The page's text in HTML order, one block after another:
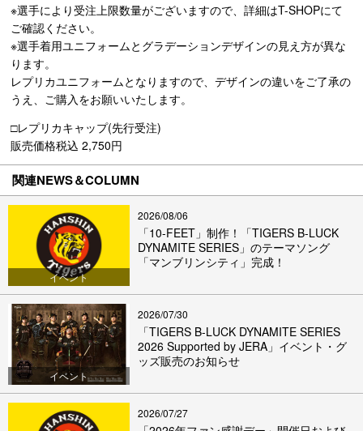
※選手により受注上限数量がございますので、詳細はT-SHOPにて
ご確認ください。
※選手着用ユニフォームとグラデーションデザインの見え方が異な
ります。
レプリカユニフォームとなりますので、デザインの違いをご了承の
うえ、ご購入をお願いいたします。
□レプリカキャップ(先行受注)
販売価格税込 2,750円
関連NEWS＆COLUMN
イベント
2026/08/06
「10-FEET」制作！「TIGERS B-LUCK
DYNAMITE SERIES」のテーマソング
「マンブリンシティ」完成！
イベント
2026/07/30
「TIGERS B-LUCK DYNAMITE SERIES
2026 Supported by JERA」イベント・グ
ッズ販売のお知らせ
2026/07/27